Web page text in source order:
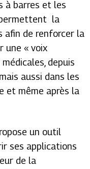
à barres et les
permettent la
afin de renforcer la
une « voix
depuis
aussi dans les
et même après la
un outil
ses applications
de la